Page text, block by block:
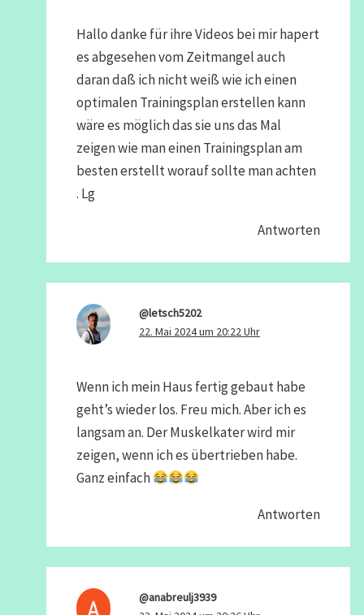
Hallo danke für ihre Videos bei mir hapert
es abgesehen vom Zeitmangel auch
daran daß ich nicht weiß wie ich einen
optimalen Trainingsplan erstellen kann
wäre es möglich das sie uns das Mal
zeigen wie man einen Trainingsplan am
besten erstellt worauf sollte man achten
. Lg
Antworten
@letsch5202
22. Mai 2024 um 20:22 Uhr
Wenn ich mein Haus fertig gebaut habe
geht’s wieder los. Freu mich. Aber ich es
langsam an. Der Muskelkater wird mir
zeigen, wenn ich es übertrieben habe.
Ganz einfach
Antworten
@anabreulj3939